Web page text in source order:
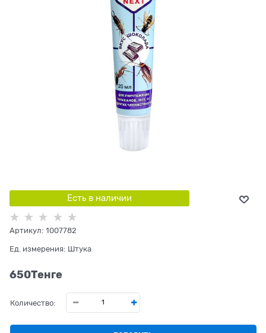
Есть в наличии
Артикул: 1007782
Ед. измерения: Штука
650Tенге
Количество: